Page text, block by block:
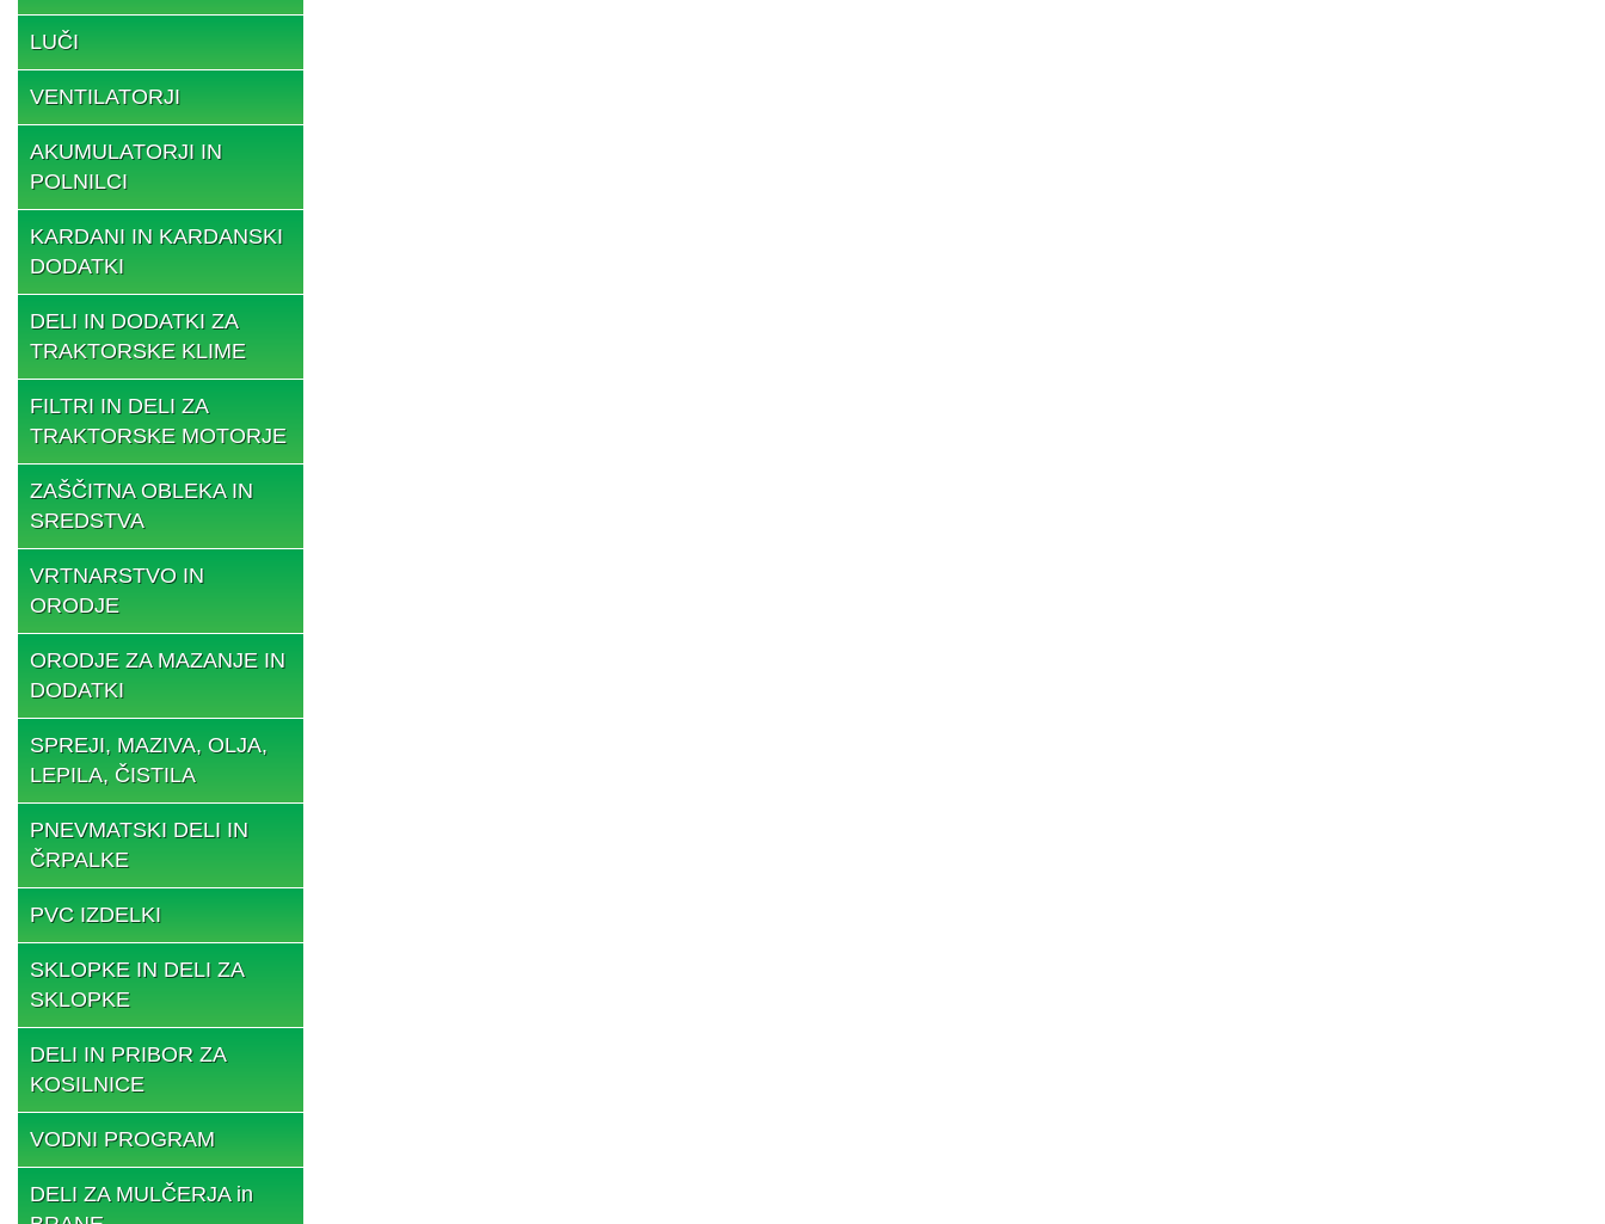
LUČI
VENTILATORJI
AKUMULATORJI IN
POLNILCI
KARDANI IN KARDANSKI
DODATKI
DELI IN DODATKI ZA
TRAKTORSKE KLIME
FILTRI IN DELI ZA
TRAKTORSKE MOTORJE
ZAŠČITNA OBLEKA IN
SREDSTVA
VRTNARSTVO IN
ORODJE
ORODJE ZA MAZANJE IN
DODATKI
SPREJI, MAZIVA, OLJA,
LEPILA, ČISTILA
PNEVMATSKI DELI IN
ČRPALKE
PVC IZDELKI
SKLOPKE IN DELI ZA
SKLOPKE
DELI IN PRIBOR ZA
KOSILNICE
VODNI PROGRAM
DELI ZA MULČERJA in